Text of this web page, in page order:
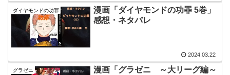
ダイヤモンドの功罪
漫画「ダイヤモンドの功罪 5巻」
感想・ネタバレ
2024.03.22
グラゼニ
漫画「グラゼニ ～大リーグ編～